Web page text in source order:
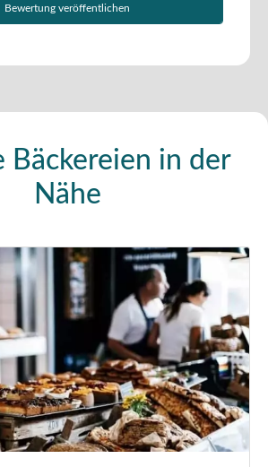
Bäckereien in der
Nähe